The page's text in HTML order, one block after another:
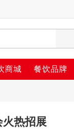
商城 餐饮品牌
火热招展